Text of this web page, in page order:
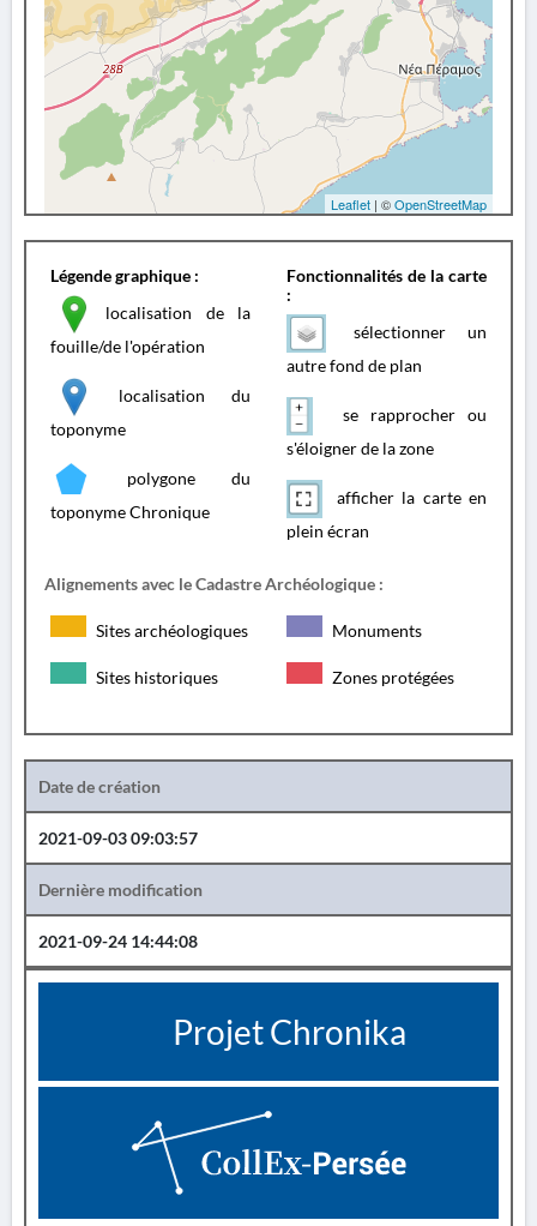
Leaflet | ©OpenStreetMap
Légende graphique :
localisation de la
fouille/de l'opération
localisation du
toponyme
polygone du
toponyme Chronique
Fonctionnalités de la carte
:
sélectionner un
autre fond de plan
se rapprocher ou
s'éloigner de la zone
afficher la carte en
plein écran
Alignements avec le Cadastre Archéologique :
Sites archéologiques Monuments
Sites historiques Zones protégées
Date de création
2021-09-03 09:03:57
Dernière modification
2021-09-24 14:44:08
Projet Chronika